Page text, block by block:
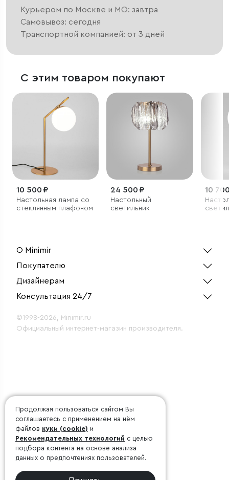
Курьером по Москве и МО: завтра
Самовывоз: сегодня
Транспортной компанией: от 3 дней
С этим товаром покупают
10 500 ₽
Настольная лампа со
стеклянным плафоном
24 500 ₽
Настольный
светильник
10
О Minimir
Покупателю
Дизайнерам
Консультация 24/7
©1998-2026, Minimir.ru
Официальный интернет-магазин производителя.
Продолжая пользоваться сайтом Вы
соглашаетесь с применением на нём
файлов куки (cookie) и
Рекомендательных технологий с целью
подбора контента на основе анализа
данных о предпочтениях пользователей.